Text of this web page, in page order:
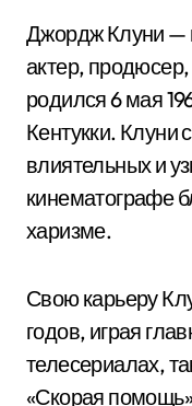
Джордж Клуни —
актер,
родился 6 мая
Кентукки. Клуни
влиятельных и
кинематографе
харизме.
Свою карьеру
годов, играя
телесериалах,
«Скорая